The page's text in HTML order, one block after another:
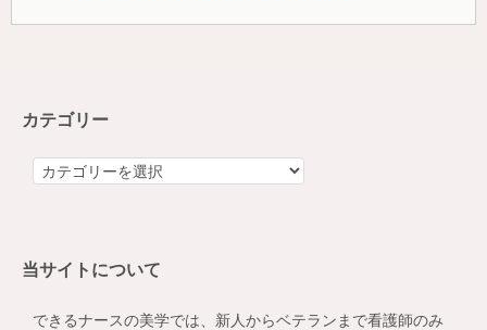
カテゴリー
カ
ー
当サイトについて
できるナースの美学では、新人からベテランまで看護師のみ